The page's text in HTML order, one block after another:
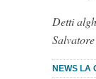
Detti
NEWS LA